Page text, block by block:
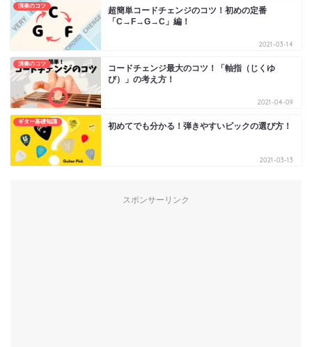
演奏のコツ
超簡単コードチェンジのコツ！初めの定番
「C→F→G→C」編！
2021-03-14
演奏のコツ
コードチェンジ最大のコツ！「軸指（じくゆ
び）」の考え方！
2021-04-09
ギター基礎知識 初めてでも分かる！弾きやすいピックの選び方！
2021-03-13
スポンサーリンク